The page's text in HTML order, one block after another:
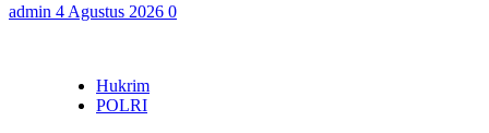
admin 4 Agustus 2026 0
Hukrim
POLRI